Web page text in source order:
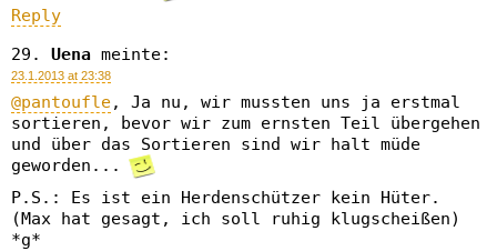
Reply
Uena meinte:
23.1.2013 at 23:38
@pantoufle, Ja nu, wir mussten uns ja erstmal
sortieren, bevor wir zum ernsten Teil übergehen
und über das Sortieren sind wir halt müde
geworden...
P.S.: Es ist ein Herdenschützer kein Hüter.
(Max hat gesagt, ich soll ruhig klugscheißen)
*g*